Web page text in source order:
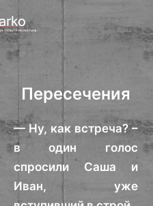
Пересечения
— Ну, как встреча? –
в один голос
спросили Саша и
Иван, уже